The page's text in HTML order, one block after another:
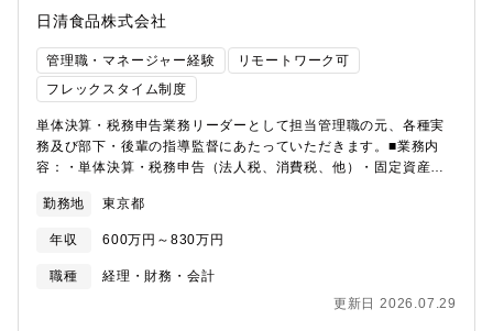
【EPSONの経営】EPSONは精密機器メーカーとしてだけではな
く、社会課題の解決に向けた経営方針を掲げております。海外売
上比率は約8割とグローバルな環境、舞台で、社会課題解決に挑戦
しています。経営理念に共感できる方の応募をお待ちしておりま
す。
ていく方針です。課題について会計士や顧問の方とすり合わせを
行い、部門と調整を行うことは勿論ですが、課題に対して幅広い
守備範囲を持ち、社内外の関係者を巻き込みながら課題を解決い
ただける、エプソンの次世代を担っていただける人材を募集しま
す。【本ポジションの魅力】・国際税務の経験を生かし、ビジネ
ス（事業）と密接に連携した活躍を期待できます。・制度会計業
務だけでなく、ファイナンス業務や事業管理業務（事業により近
い位置でのマネジメントサポート）など幅広いローテーション枠
ンス責任者など、海外赴任のチャンスがあります。 ・企業の持続
可能性を評価するESG会計の導入のような、先進的な取り組みに
ャリアの違いを気にすることなく安心して働くことができます。
【勤務地】 本社事業所（長野県：諏訪市）または、広丘事業所
日清食品株式会社
管理職・マネージャー経験
リモートワーク可
フレックスタイム制度
単体決算・税務申告業務リーダーとして担当管理職の元、各種実
務及び部下・後輩の指導監督にあたっていただきます。■業務内
容：・単体決算・税務申告（法人税、消費税、他）・固定資産計
援・事業会社・現場部門への指導、管理・財務経理部門内プロジ
ェクト企画、管理・会計監査対応、税務調査対応【組織構成】財
務経理部：全体で約60名が在籍※今回の募集部署：5名が在籍して
おります。《本ポジションの魅力》同社財務経理部は日清食品グ
ョンである主計チームは決算・税務業務を担っています。日清食
勤務地 東京都
年収 600万円～830万円
職種
経理・財務・会計
更新日 2026.07.29